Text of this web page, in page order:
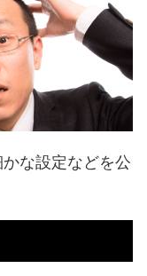
な設定などを公